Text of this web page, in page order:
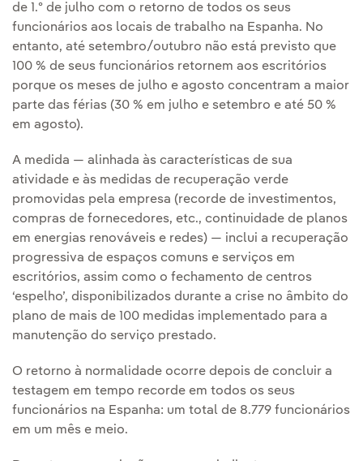
de 1.º de julho com o retorno de todos os seus
funcionários aos locais de trabalho na Espanha. No
entanto, até setembro/outubro não está previsto que
100 % de seus funcionários retornem aos escritórios
porque os meses de julho e agosto concentram a maior
parte das férias (30 % em julho e setembro e até 50 %
em agosto).
A medida — alinhada às características de sua
atividade e às medidas de recuperação verde
promovidas pela empresa (recorde de investimentos,
compras de fornecedores, etc., continuidade de planos
em energias renováveis e redes) — inclui a recuperação
progressiva de espaços comuns e serviços em
escritórios, assim como o fechamento de centros
‘espelho’, disponibilizados durante a crise no âmbito do
plano de mais de 100 medidas implementado para a
manutenção do serviço prestado.
O retorno à normalidade ocorre depois de concluir a
testagem em tempo recorde em todos os seus
funcionários na Espanha: um total de 8.779 funcionários
em um mês e meio.